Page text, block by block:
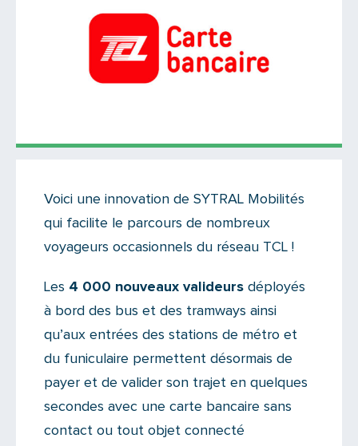
Il y a 9 commentaires sur cet article
Ajoutez le vôtre
Voici une innovation de SYTRAL Mobilités
qui facilite le parcours de nombreux
voyageurs occasionnels du réseau TCL !
Les 4 000 nouveaux valideurs déployés
à bord des bus et des tramways ainsi
qu’aux entrées des stations de métro et
du funiculaire permettent désormais de
payer et de valider son trajet en quelques
secondes avec une carte bancaire sans
contact ou tout objet connecté